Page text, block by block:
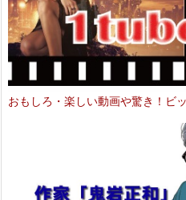
おもしろ・楽しい動画や驚き！ビ